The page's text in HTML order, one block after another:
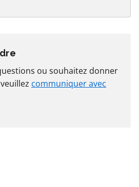
ou souhaitez donner
communiquer avec